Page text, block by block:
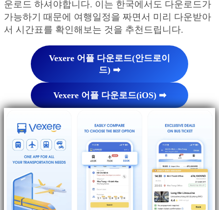
운로드 하셔야합니다. 이는 한국에서도 다운로드가
가능하기 때문에 여행일정을 짜면서 미리 다운받아
서 시간표를 확인해보는 것을 추천드립니다.
Vexere 어플 다운로드(안드로이
드) ➡︎
Vexere 어플 다운로드(iOS) ➡︎